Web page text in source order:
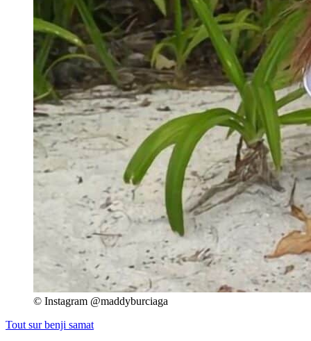
© Instagram @maddyburciaga
Tout surbenji samat